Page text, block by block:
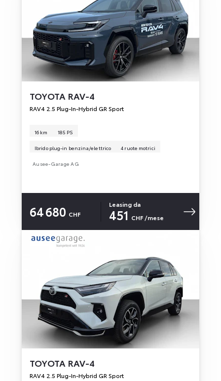
TOYOTA RAV-4
RAV4 2.5 Plug-In-Hybrid GR Sport
16 km 185 PS
Ibrido plug-in benzina/elettrico 4 ruote motrici
Ausee-Garage AG
64 680 CHF
Leasing da
451 CHF /mese
TOYOTA RAV-4
RAV4 2.5 Plug-In-Hybrid GR Sport